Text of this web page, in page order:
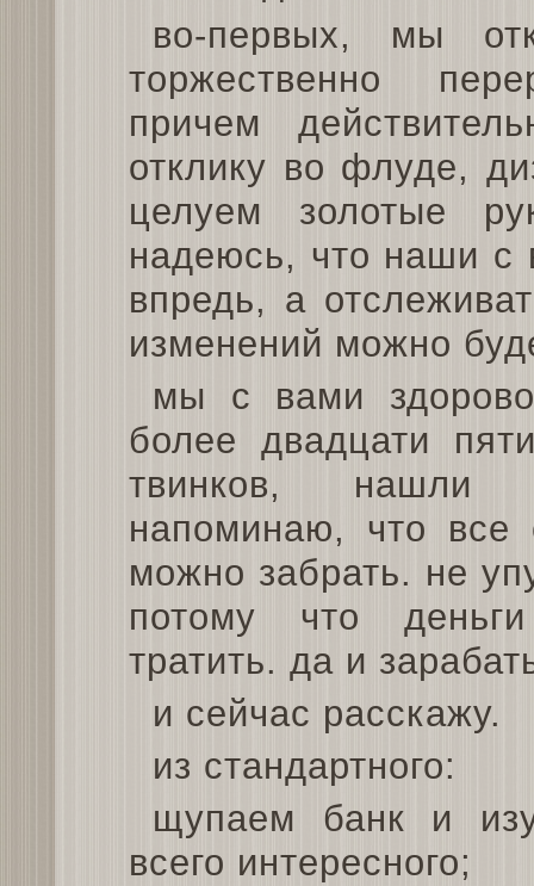
во-первых, мы
торжественно
причем
отклику во флуде,
целуем золотые
надеюсь, что наши с
впредь, а
изменений можно
мы с вами
более двадцати
твинков, нашли
напоминаю, что
можно забрать. не
потому что
тратить. да и
и сейчас расскажу.
из стандартного:
щупаем банк и
всего интересного;